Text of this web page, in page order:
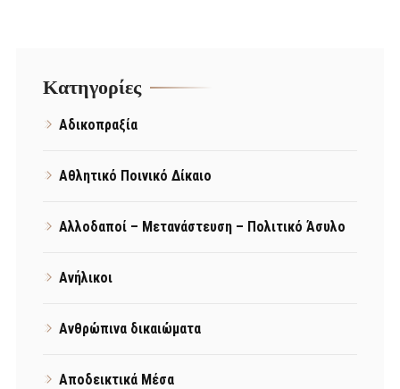
Kατηγορίες
Αδικοπραξία
Αθλητικό Ποινικό Δίκαιο
Αλλοδαποί – Μετανάστευση – Πολιτικό Άσυλο
Ανήλικοι
Ανθρώπινα δικαιώματα
Αποδεικτικά Μέσα